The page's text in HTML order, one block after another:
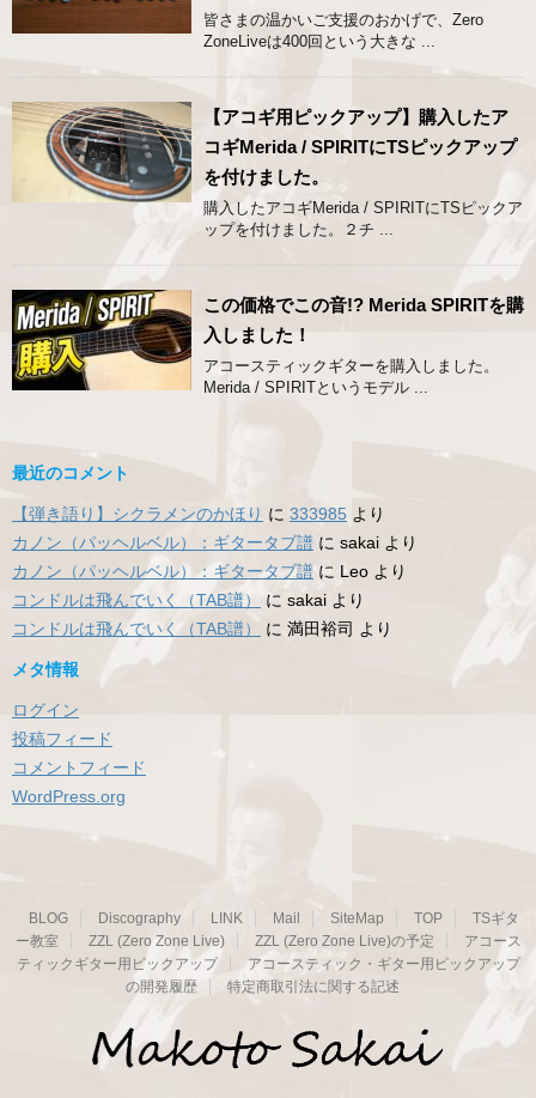
皆さまの温かいご支援のおかげで、Zero
ZoneLiveは400回という大きな ...
【アコギ用ピックアップ】購入したア
コギMerida / SPIRITにTSピックアップ
を付けました。
購入したアコギMerida / SPIRITにTSピックア
ップを付けました。２チ ...
この価格でこの音!? Merida SPIRITを購
入しました！
アコースティックギターを購入しました。
Merida / SPIRITというモデル ...
最近のコメント
【弾き語り】シクラメンのかほり に 333985 より
カノン（パッヘルベル）：ギタータブ譜 に sakai より
カノン（パッヘルベル）：ギタータブ譜 に Leo より
コンドルは飛んでいく（TAB譜）
に sakai より
コンドルは飛んでいく（TAB譜）
に 満田裕司 より
メタ情報
ログイン
投稿フィード
コメントフィード
WordPress.org
BLOG Discography LINK Mail SiteMap TOP
TSギタ
ー教室
ZZL (Zero Zone Live) ZZL (Zero Zone Live)の予定
アコース
ティックギター用ピックアップ
アコースティック・ギター用ピックアップ
の開発履歴
特定商取引法に関する記述